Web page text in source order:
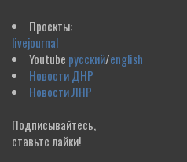
Проекты:
livejournal
Youtube русский/english
Новости ДНР
Новости ЛНР
Подписывайтесь,
ставьте лайки!